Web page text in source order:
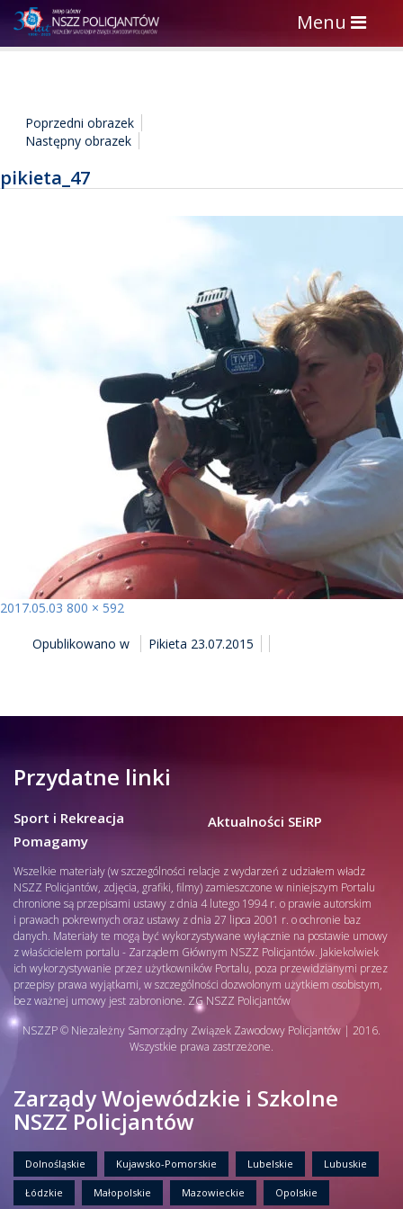
Toggle
navigation
Menu
Poprzedni obrazek
Następny obrazek
pikieta_47
Opublikowano
2017.05.03 Pełny
800 × 592
WPISUOpublikowano w Pikieta 23.07.2015
Przydatne linki
Sport i Rekreacja
Pomagamy
Aktualności SEiRP
Wszelkie materiały (w szczególności relacje z wydarzeń z udziałem władz
NSZZ Policjantów, zdjęcia, grafiki, filmy) zamieszczone w niniejszym Portalu
chronione są przepisami ustawy z dnia 4 lutego 1994 r. o prawie autorskim
i prawach pokrewnych oraz ustawy z dnia 27 lipca 2001 r. o ochronie baz
danych. Materiały te mogą być wykorzystywane wyłącznie na postawie umowy
z właścicielem portalu - Zarządem Głównym NSZZ Policjantów. Jakiekolwiek
ich wykorzystywanie przez użytkowników Portalu, poza przewidzianymi przez
przepisy prawa wyjątkami, w szczególności dozwolonym użytkiem osobistym,
bez ważnej umowy jest zabronione. ZG NSZZ Policjantów
NSZZP © Niezależny Samorządny Związek Zawodowy Policjantów | 2016.
Wszystkie prawa zastrzeżone.
Zarządy Wojewódzkie i Szkolne
NSZZ Policjantów
Dolnośląskie Kujawsko-Pomorskie Lubelskie Lubuskie
Łódzkie Małopolskie Mazowieckie Opolskie